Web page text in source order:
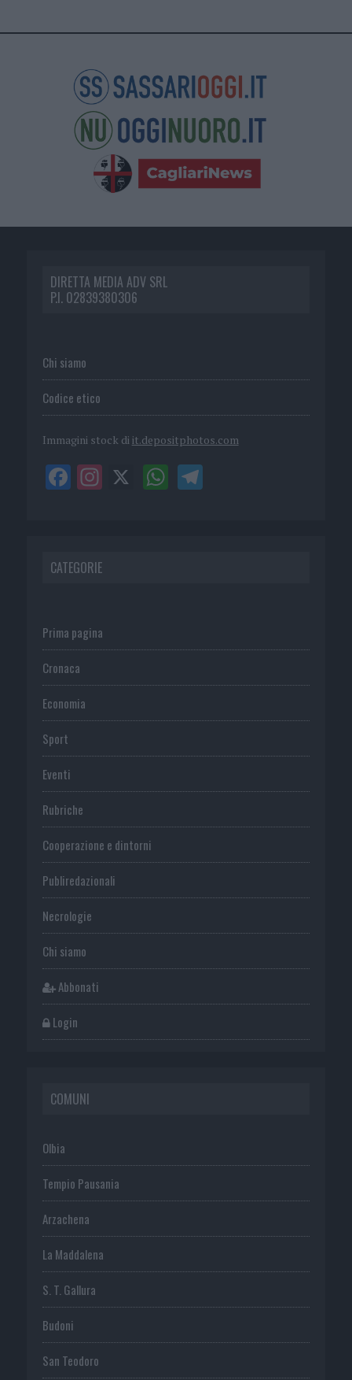
DIRETTA MEDIA ADV SRL
P.I. 02839380306
Chi siamo
Codice etico
Immagini stock di it.depositphotos.com
CATEGORIE
Prima pagina
Cronaca
Economia
Sport
Eventi
Rubriche
Cooperazione e dintorni
Publiredazionali
Necrologie
Chi siamo
Abbonati
Login
COMUNI
Olbia
Tempio Pausania
Arzachena
La Maddalena
S. T. Gallura
Budoni
San Teodoro